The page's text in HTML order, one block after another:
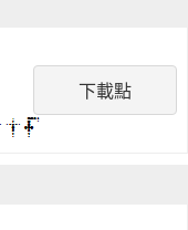
下載點